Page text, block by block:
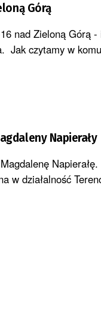
Górą
nad Zieloną Górą
Jak czytamy w
Napierały
w działalność